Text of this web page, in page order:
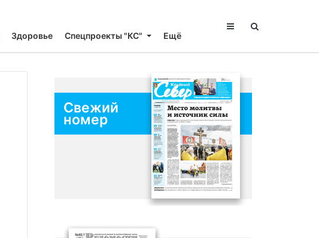
Здоровье Спецпроекты "КС" Ещё
Свежий
номер